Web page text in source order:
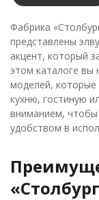
Фабрика
представлены
акцент, который
этом каталоге вы
моделей, которые
кухню, гостиную
вниманием,
удобством в